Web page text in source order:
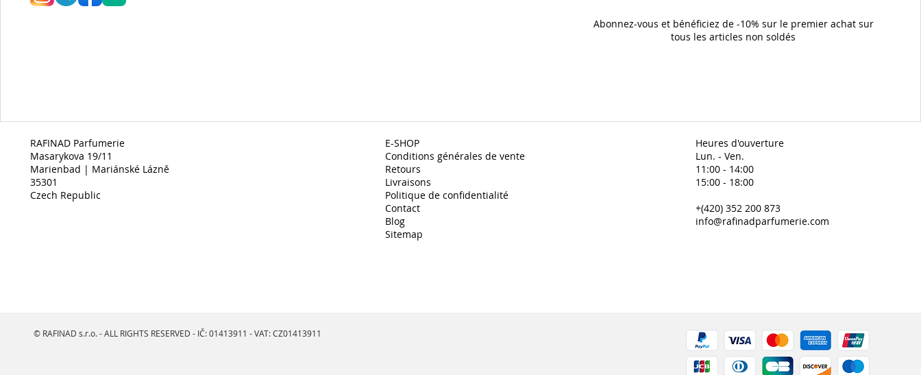
Abonnez-vous et bénéficiez de -10% sur le premier achat sur
tous les articles non soldés
RAFINAD Parfumerie
Masarykova 19/11
Marienbad | Mariánské Lázně
35301
Czech Republic
E-SHOP
Conditions générales de vente
Retours
Livraisons
Politique de confidentialité
Contact
Blog
Sitemap
Heures d'ouverture
Lun. - Ven.
11:00 - 14:00
15:00 - 18:00
+(420) 352 200 873
info@rafinadparfumerie.com
© RAFINAD s.r.o. - ALL RIGHTS RESERVED - IČ: 01413911 - VAT: CZ01413911